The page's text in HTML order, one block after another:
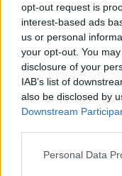
opt-out request is
interest-based ads
us or personal
your opt-out. You
disclosure of your
IAB’s list of
also be disclosed by
Downstream
Please note that this
Personal Data
Rubio a
van-e
tagságának
2026. április 1.